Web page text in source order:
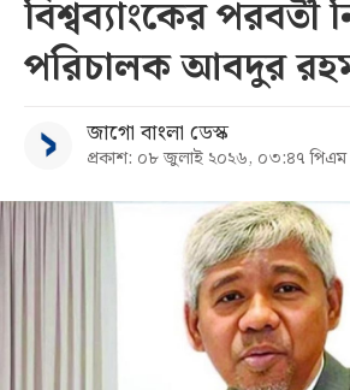
সর্বশেষ
বিভাগ
আর্কাইভ
বিশ্বব্যাংকের পরবর্তী
পরিচালক আবদুর
জাগো বাংলা ডেস্ক
প্রকাশ: ০৮ জুলাই ২০২৬, ০৩:৪৭ পিএম